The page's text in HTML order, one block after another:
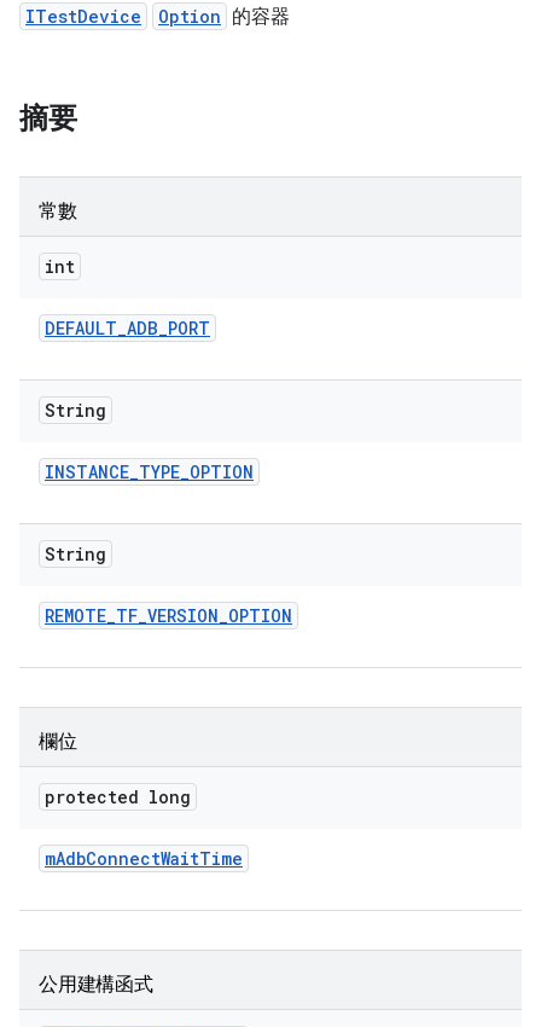
ITestDevice Option 的容器
摘要
常數
int
DEFAULT_ADB_PORT
String
INSTANCE_TYPE_OPTION
String
REMOTE_TF_VERSION_OPTION
欄位
protected long
mAdbConnectWaitTime
公用建構函式